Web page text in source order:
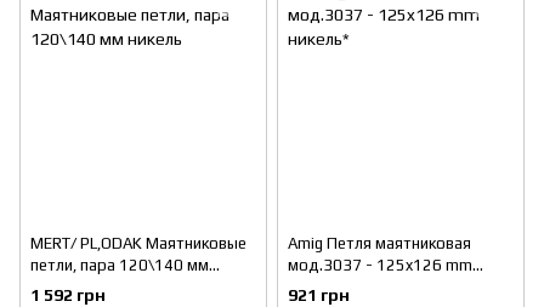
MERT/ PL,ODAK Маятниковые
петли, пара 120\140 мм
никель
1 592 грн
Amig Петля маятниковая
мод.3037 - 125x126 mm
никель*
921 грн